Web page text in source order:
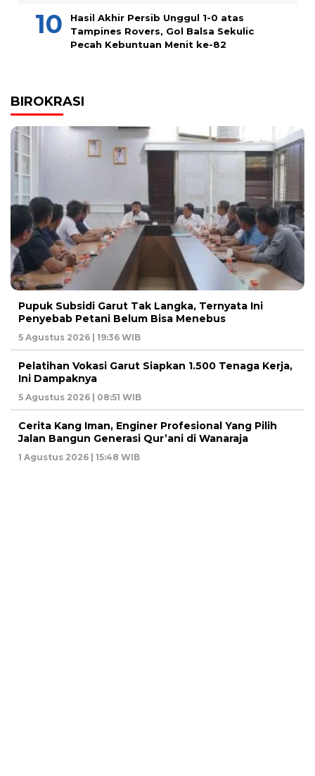
Hasil Akhir Persib Unggul 1-0 atas
Tampines Rovers, Gol Balsa Sekulic
Pecah Kebuntuan Menit ke-82
BIROKRASI
Pupuk Subsidi Garut Tak Langka, Ternyata Ini
Penyebab Petani Belum Bisa Menebus
5 Agustus 2026 | 19:36 WIB
Pelatihan Vokasi Garut Siapkan 1.500 Tenaga Kerja,
Ini Dampaknya
5 Agustus 2026 | 08:51 WIB
Cerita Kang Iman, Enginer Profesional Yang Pilih
Jalan Bangun Generasi Qur’ani di Wanaraja
1 Agustus 2026 | 15:48 WIB